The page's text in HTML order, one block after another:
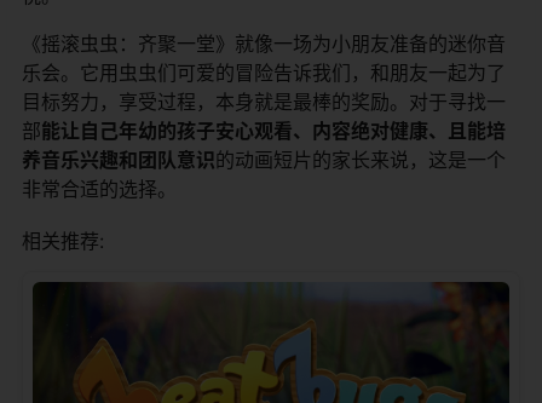
《摇滚虫虫：齐聚一堂》就像一场为小朋友准备的迷你音
乐会。它用虫虫们可爱的冒险告诉我们，和朋友一起为了
目标努力，享受过程，本身就是最棒的奖励。对于寻找一
部​​能让自己年幼的孩子安心观看、内容绝对健康、且能培
养音乐兴趣和团队意识​​的动画短片的家长来说，这是一个
非常合适的选择。
相关推荐: